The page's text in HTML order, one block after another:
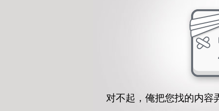
对不起，俺把您找的内容